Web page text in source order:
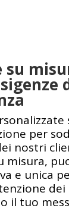
su
per
nostri
misura,
e unica
il tuo